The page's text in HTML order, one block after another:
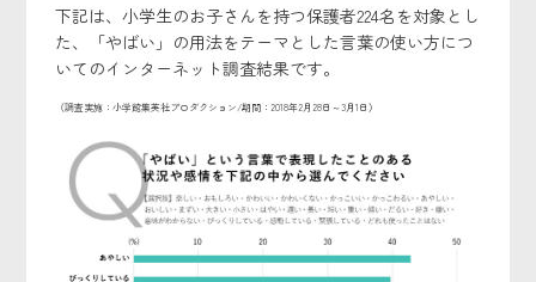
下記は、小学生のお子さんを持つ保護者224名を対象とし
た、「やばい」の用法をテーマとした言葉の使い方につ
いてのインターネット調査結果です。
（調査実施：小学館集英社プロダクション/期間：2018年2月28日～3月1日）